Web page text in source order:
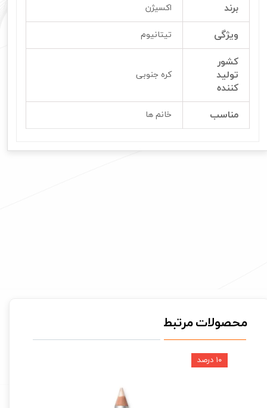
برند اکسیژن
ویژگی تیتانیوم
کشور
تولید
کننده
کره جنوبی
مناسب خانم ها
محصولات مرتبط
۱۰ درصد